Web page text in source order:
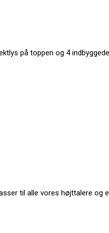
på toppen og 4
til alle vores højttalere og